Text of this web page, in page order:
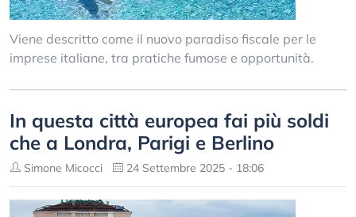
Viene descritto come il nuovo paradiso fiscale per le
imprese italiane, tra pratiche fumose e opportunità.
In questa città europea fai più soldi
che a Londra, Parigi e Berlino
Simone Micocci 24 Settembre 2025 - 18:06